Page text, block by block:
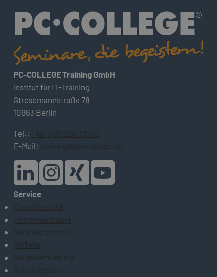
PC-COLLEGE Training GmbH
Institut für IT-Training
Stresemannstraße 78
10963 Berlin
Tel.: +49 (0)30 235 00 00
E-Mail: training@pc-college.de
Service
Kursübersicht
Firmenseminare
Garantietermine
Vorteile
Raumvermietung
Schulungsorte